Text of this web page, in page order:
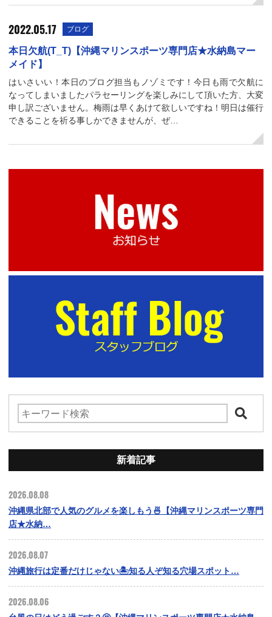
2022.05.17 ブログ
本日欠航(T_T)【沖縄マリンスポーツ専門店★水納島マー
メイド】
はいさいい！本日のブログ担当もノゾミです！今日も雨で欠航に
なってしまいましたパラセーリングを楽しみにして頂いた方、大変
申し訳ございません。梅雨は早くあけて欲しいですね！明日は催行
できることを祈る事しかできませんが、ぜ…
新着記事
2026.08.08
沖縄県北部で人気のグルメを楽しもう🍜【沖縄マリンスポーツ専門
店★水納…
2026.08.07
沖縄旅行は定番だけじゃない🏝️知る人ぞ知る穴場スポット…
2026.08.06